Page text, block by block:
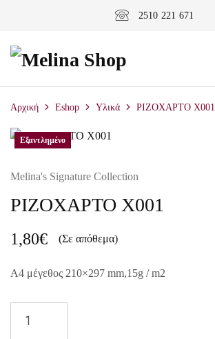
2510 221 671
Αρχική Eshop Υλικά ΡΙΖΟΧΑΡΤΟ X001
Melina's Signature Collection
ΡΙΖΟΧΑΡΤΟ X001
1,80€ (Σε απόθεμα)
A4 μέγεθος 210×297 mm,15g / m2
Εξαντλημένο